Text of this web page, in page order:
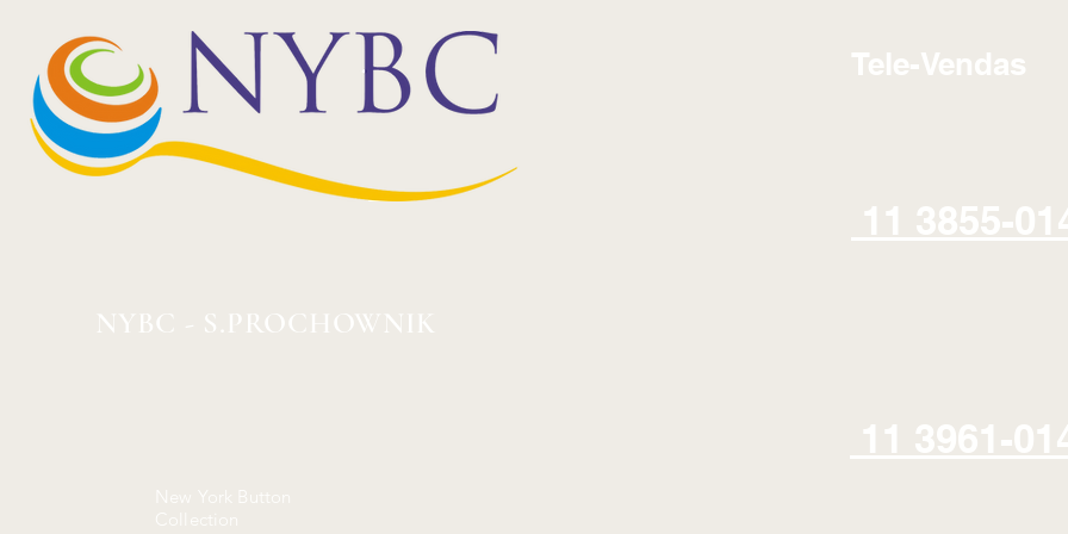
Tele-Vendas
11 3855-
NYBC - S.PROCHOWNIK
11 3961-
New York Button